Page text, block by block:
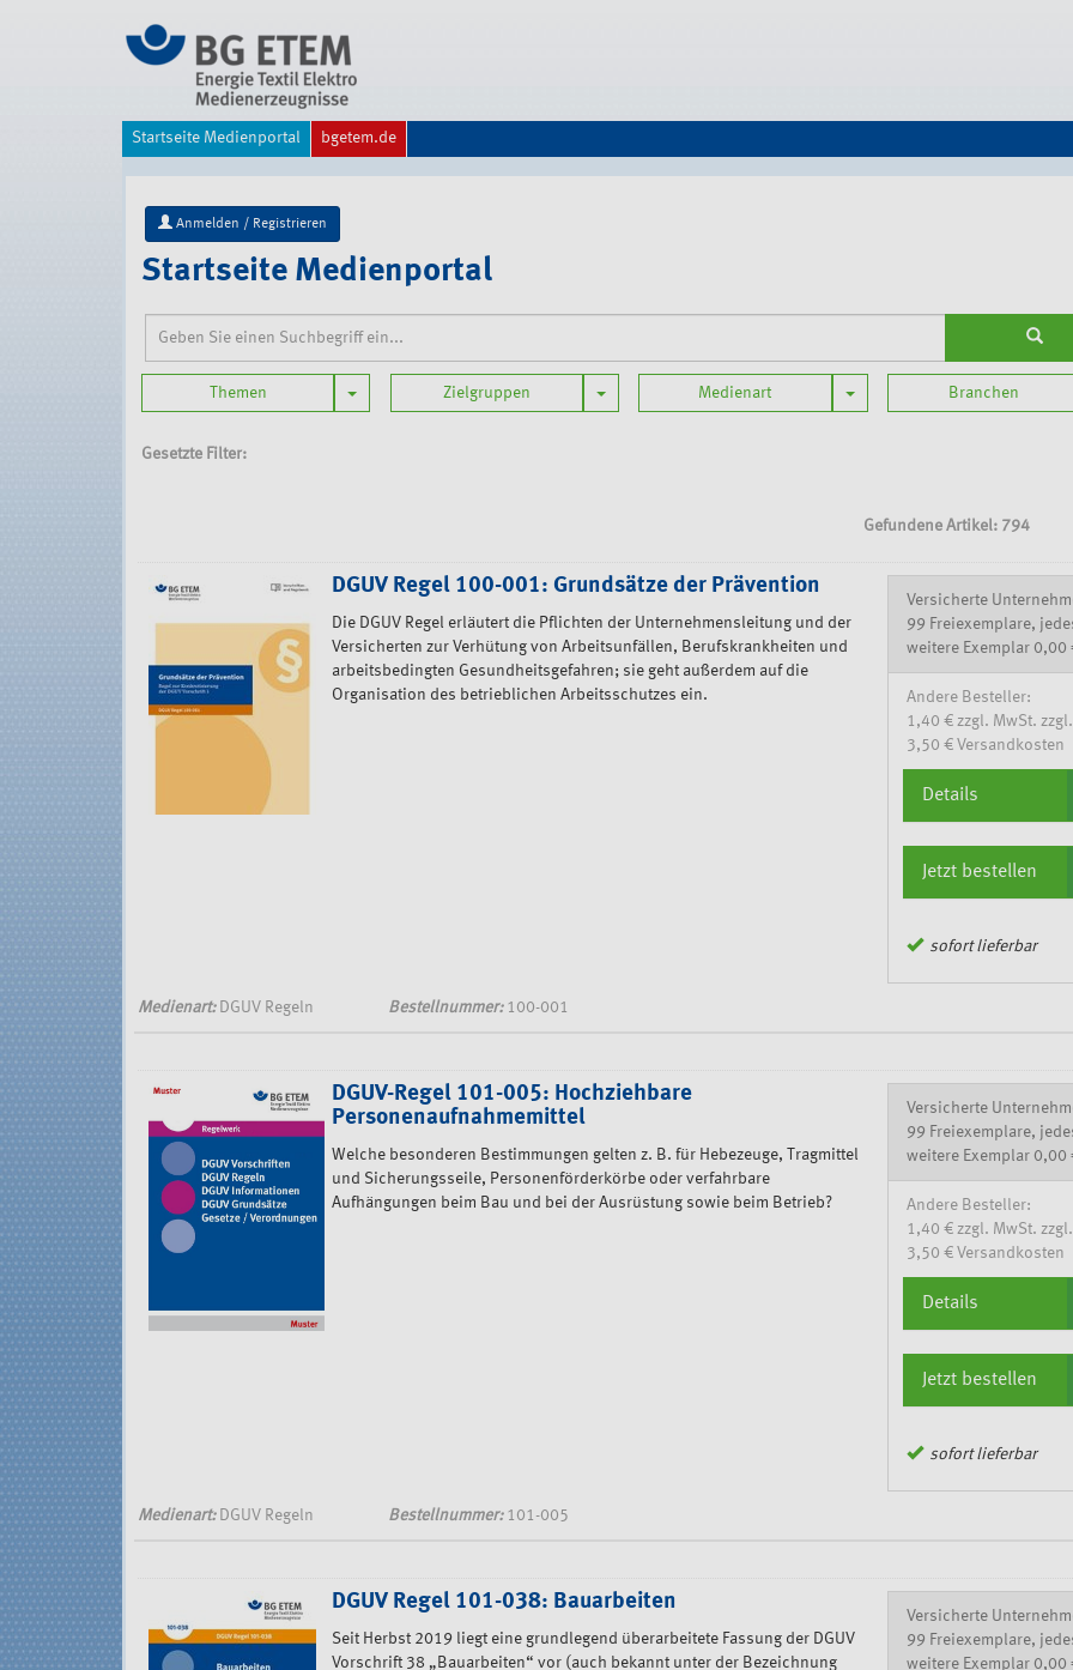
Startseite Medienportal bgetem.de
Anmelden / Registrieren
Startseite Medienportal
Themen Toggle DropdownZielgruppen Toggle DropdownMedienart Toggle DropdownBranchen
Gesetzte Filter:
Gefundene Artikel: 794
DGUV Regel 100-001: Grundsätze der Prävention
Die DGUV Regel erläutert die Pflichten der Unternehmensleitung und der
Versicherten zur Verhütung von Arbeitsunfällen, Berufskrankheiten und
arbeitsbedingten Gesundheitsgefahren; sie geht außerdem auf die
Organisation des betrieblichen Arbeitsschutzes ein.
Versicherte
99 Freiexemplare,
weitere Exemplar 0,00
Andere Besteller:
1,40 € zzgl. MwSt. zzgl.
3,50 € Versandkosten
Details
Jetzt bestellen
sofort lieferbar
Medienart:DGUV Regeln Bestellnummer:100-001
DGUV-Regel 101-005: Hochziehbare
Personenaufnahmemittel
Welche besonderen Bestimmungen gelten z. B. für Hebezeuge, Tragmittel
und Sicherungsseile, Personenförderkörbe oder verfahrbare
Aufhängungen beim Bau und bei der Ausrüstung sowie beim Betrieb?
Versicherte
99 Freiexemplare,
weitere Exemplar 0,00
Andere Besteller:
1,40 € zzgl. MwSt. zzgl.
3,50 € Versandkosten
Details
Jetzt bestellen
sofort lieferbar
Medienart:DGUV Regeln Bestellnummer:101-005
DGUV Regel 101-038: Bauarbeiten
Seit Herbst 2019 liegt eine grundlegend überarbeitete Fassung der DGUV
Vorschrift 38 „Bauarbeiten“ vor (auch bekannt unter der Bezeichnung
Versicherte
99 Freiexemplare,
weitere Exemplar 0,00